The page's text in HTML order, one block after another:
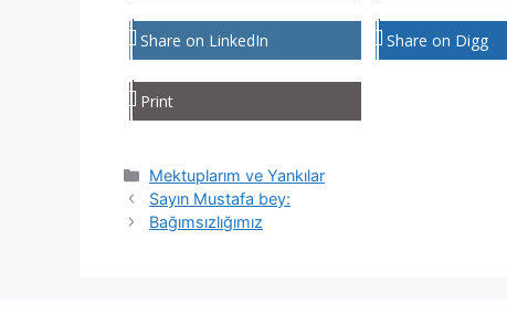
Share on LinkedIn Share on Digg
Print
Kategoriler
Mektuplarım ve Yankılar
Sayın Mustafa bey:
Bağımsızlığımız